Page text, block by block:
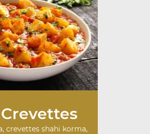
crevettes shahi korma,